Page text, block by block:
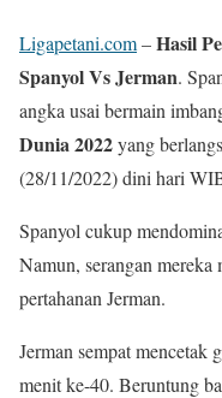
Ligapetani.com–Hasil
Spanyol Vs Jerman.
angka usai bermain
Dunia 2022yang
(28/11/2022) dini hari
Spanyol cukup
Namun, serangan mereka
pertahanan Jerman.
Jerman sempat
menit ke-40. Beruntung